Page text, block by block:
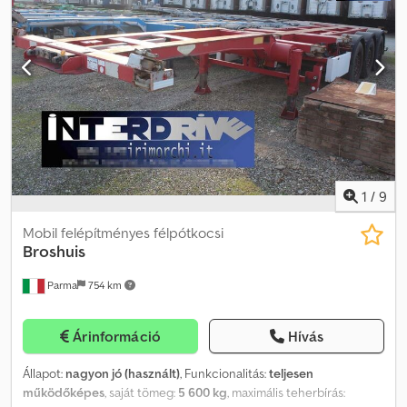
hátul központi gerendával összekötve. Alkalmas a következő
konténerméretek szállítására: 1x20' farvégig, 1x20' nyak fölött, 1x30',
1x40', 1x45', hi-cube valamint 6.0 m-től 13.60 m-ig terjedő
csereszekrények. Hajókampókkal, teljes ADR felszereléssel. 3 db
azonos egység elérhető, amíg a készlet tart. Forgalmazó:
INTERDRIVE SRL, Parma. Dodpfxoqvl Sfe Af Ajck
1 / 9
Parma 754 km
Mobil felépítményes félpótkocsi
Broshuis
Árinformáció Hívás
Állapot: nagyon jó (használt), Funkcionalitás:teljesen
működőképes , saját tömeg: 5 600 kg , maximális teherbírás: